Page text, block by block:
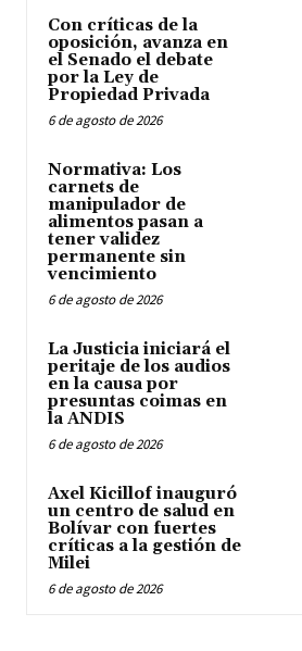
Con críticas de la
oposición, avanza en
el Senado el debate
por la Ley de
Propiedad Privada
6 de agosto de 2026
Normativa: Los
carnets de
manipulador de
alimentos pasan a
tener validez
permanente sin
vencimiento
6 de agosto de 2026
La Justicia iniciará el
peritaje de los audios
en la causa por
presuntas coimas en
la ANDIS
6 de agosto de 2026
Axel Kicillof inauguró
un centro de salud en
Bolívar con fuertes
críticas a la gestión de
Milei
6 de agosto de 2026